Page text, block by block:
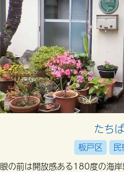
たち
板戸区
眼の前は開放感ある180度の海